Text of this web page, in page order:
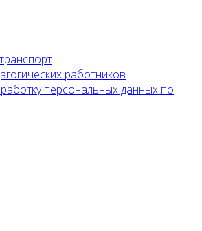
работников
персональных данных по